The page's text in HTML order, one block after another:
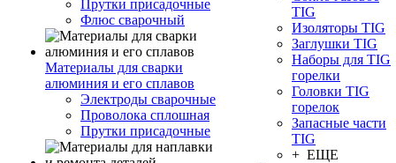
Прутки присадочные
Флюс сварочный
Материалы для сварки
алюминия и его сплавов
Электроды сварочные
Проволока сплошная
Прутки присадочные
TIG
Изоляторы TIG
Заглушки TIG
Наборы для TIG
горелки
Головки TIG
горелок
Запасные части
TIG
+ ЕЩЕ